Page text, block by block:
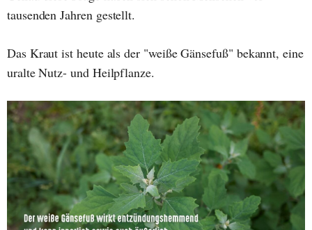
tausenden Jahren gestellt.
Das Kraut ist heute als der "weiße Gänsefuß" bekannt, eine
uralte Nutz- und Heilpflanze.